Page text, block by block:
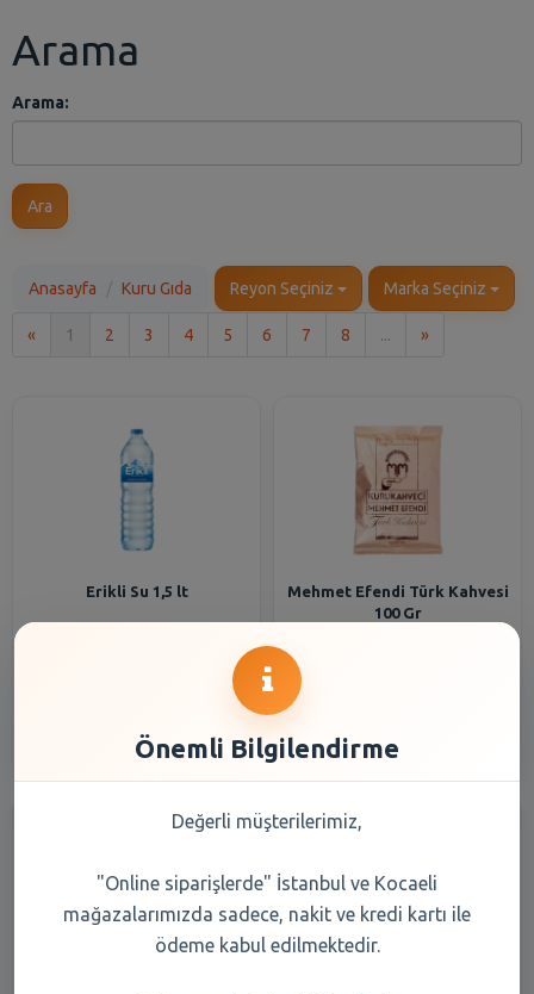
Arama
Arama:
Ara
Anasayfa Kuru Gıda Reyon Seçiniz Marka Seçiniz
« 1 2 3 4 5 6 7 8 ... »Son
Erikli Su 1,5 lt
Mehmet Efendi Türk Kahvesi
100 Gr
Önemli Bilgilendirme
Değerli müşterilerimiz,
"Online siparişlerde" İstanbul ve Kocaeli
mağazalarımızda sadece, nakit ve kredi kartı ile
ödeme kabul edilmektedir.